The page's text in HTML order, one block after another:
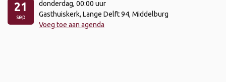
21
sep
donderdag, 00:00 uur
Gasthuiskerk, Lange Delft 94, Middelburg
Voeg toe aan agenda